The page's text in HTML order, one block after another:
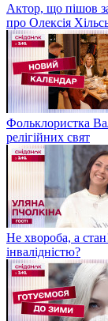
Актор, що пішов
про Олексія
Фольклористка
релігійних свят
Не хвороба, а
інвалідністю?